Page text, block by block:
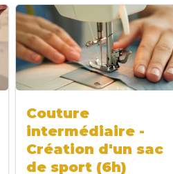
Couture
intermédiaire -
Création d'un sac
de sport (6h)